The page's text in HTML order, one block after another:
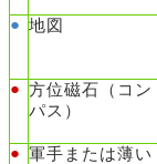
● 地図
● 方位磁石（コン
パス）
● 軍手または薄い